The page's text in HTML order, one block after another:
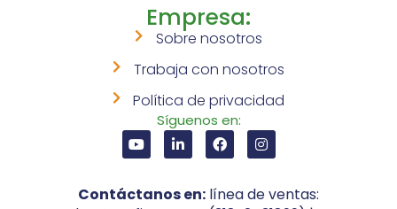
Empresa:
Sobre nosotros
Trabaja con nosotros
Política de privacidad
Síguenos en:
Contáctanos en: línea de ventas: